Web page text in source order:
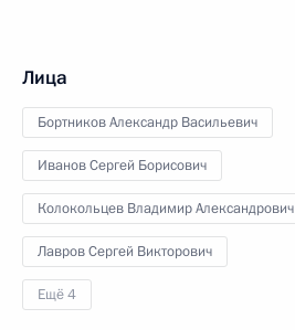
Лица
Бортников Александр Васильевич
Иванов Сергей Борисович
Колокольцев Владимир Александрович
Лавров Сергей Викторович
Ещё 4